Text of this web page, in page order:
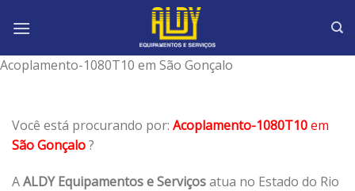
Acoplamento-1080T10 em São Gonçalo
Você está procurando por: Acoplamento-1080T10em
São Gonçalo?
AALDY Equipamentos e Serviçosatua no Estado do Rio